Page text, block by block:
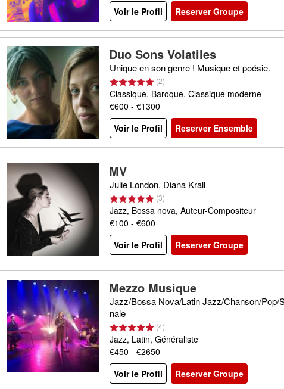
Voir le Profil
Reserver Groupe
Duo Sons Volatiles
Unique en son genre ! Musique et poésie.
(2)
Classique, Baroque, Classique moderne
€600 - €1300
Voir le Profil
Reserver Ensemble
MV
Julie London, Diana Krall
(3)
Jazz, Bossa nova, Auteur-Compositeur
€100 - €600
Voir le Profil
Reserver Groupe
Mezzo Musique
Jazz/Bossa Nova/Latin Jazz/Chanson/Pop/
nale
(4)
Jazz, Latin, Généraliste
€450 - €2650
Voir le Profil
Reserver Groupe